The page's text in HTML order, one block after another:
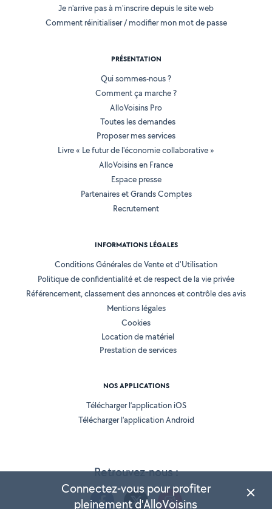
Retrouvez-nous :
Je n'arrive pas à m'inscrire depuis le site web
Comment réinitialiser / modifier mon mot de passe
PRÉSENTATION
Qui sommes-nous ?
Comment ça marche ?
AlloVoisins Pro
Toutes les demandes
Proposer mes services
Livre « Le futur de l'économie collaborative »
AlloVoisins en France
Espace presse
Partenaires et Grands Comptes
Recrutement
INFORMATIONS LÉGALES
Conditions Générales de Vente et d'Utilisation
Politique de confidentialité et de respect de la vie privée
Référencement, classement des annonces et contrôle des avis
Mentions légales
Cookies
Location de matériel
Prestation de services
NOS APPLICATIONS
Télécharger l’application iOS
Télécharger l’application Android
Connectez-vous pour profiter
pleinement d'AlloVoisins